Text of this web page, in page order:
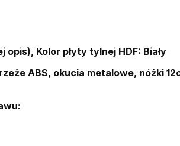
Kolor płyty tylnej HDF: Biały
ABS, okucia metalowe, nóżki